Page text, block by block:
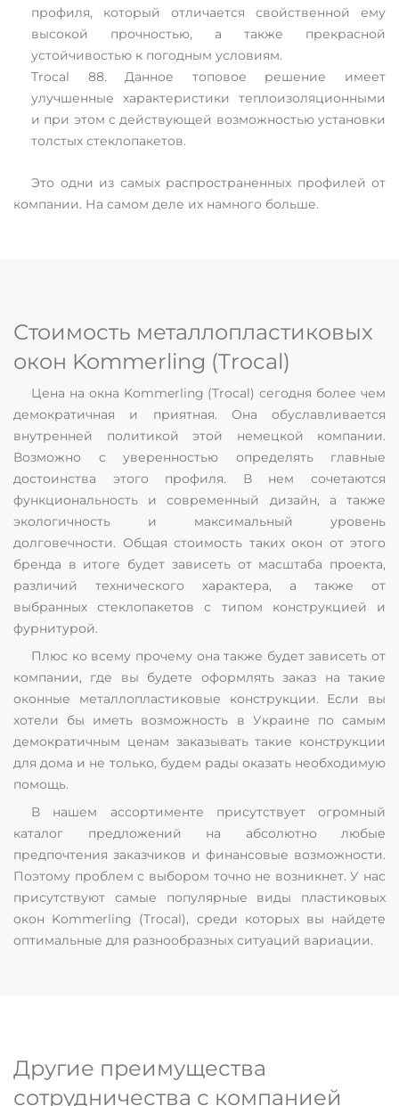
профиля, который отличается свойственной ему
высокой прочностью, а также прекрасной
устойчивостью к погодным условиям.
Trocal 88. Данное топовое решение имеет
улучшенные характеристики теплоизоляционными
и при этом с действующей возможностью установки
толстых стеклопакетов.
Это одни из самых распространенных профилей от
компании. На самом деле их намного больше.
Стоимость металлопластиковых
окон Kommerling (Trocal)
Цена на окна Kommerling (Trocal) сегодня более чем
демократичная и приятная. Она обуславливается
внутренней политикой этой немецкой компании.
Возможно с уверенностью определять главные
достоинства этого профиля. В нем сочетаются
функциональность и современный дизайн, а также
экологичность и максимальный уровень
долговечности. Общая стоимость таких окон от этого
бренда в итоге будет зависеть от масштаба проекта,
различий технического характера, а также от
выбранных стеклопакетов с типом конструкцией и
фурнитурой.
Плюс ко всему прочему она также будет зависеть от
компании, где вы будете оформлять заказ на такие
оконные металлопластиковые конструкции. Если вы
хотели бы иметь возможность в Украине по самым
демократичным ценам заказывать такие конструкции
для дома и не только, будем рады оказать необходимую
помощь.
В нашем ассортименте присутствует огромный
каталог предложений на абсолютно любые
предпочтения заказчиков и финансовые возможности.
Поэтому проблем с выбором точно не возникнет. У нас
присутствуют самые популярные виды пластиковых
окон Kommerling (Trocal), среди которых вы найдете
оптимальные для разнообразных ситуаций вариации.
Другие преимущества
сотрудничества с компанией